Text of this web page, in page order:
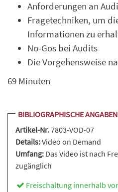
Anforderungen an
Fragetechniken, um
Informationen zu
No-Gos bei Audits
Die Vorgehensweise
69 Minuten
BIBLIOGRAPHISCHE ANGABEN
Artikel-Nr.7803-VOD-07
Details:Video on Demand
Umfang: Das Video ist nach
zugänglich
Freischaltung innerhalb